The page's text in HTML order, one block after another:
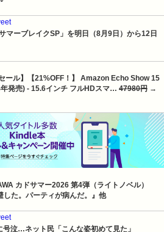
マーブレイクSP」を明日（8月9日）から12日
ール】【21%OFF！】 Amazon Echo Show 15
発売) - 15.6インチ フルHDスマ… 47980円 →
カドサマー2026 第4弾（ライトノベル）
した。パーティが病んだ。』他
号泣…ネット民「こんな姿初めて見た」